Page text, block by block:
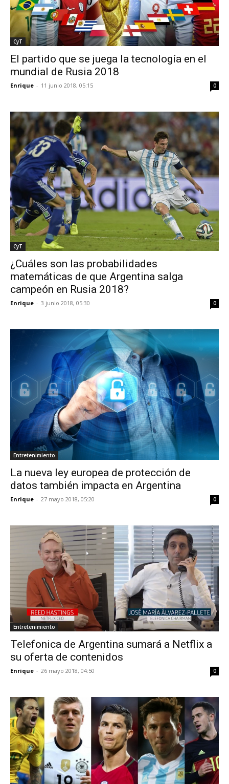
CyT
El partido que se juega la tecnología en el
mundial de Rusia 2018
Enrique - 11 junio 2018, 05:15 0
CyT
¿Cuáles son las probabilidades
matemáticas de que Argentina salga
campeón en Rusia 2018?
Enrique - 3 junio 2018, 05:30 0
Entretenimiento
La nueva ley europea de protección de
datos también impacta en Argentina
Enrique - 27 mayo 2018, 05:20 0
Entretenimiento
Telefonica de Argentina sumará a Netflix a
su oferta de contenidos
Enrique - 26 mayo 2018, 04:50 0